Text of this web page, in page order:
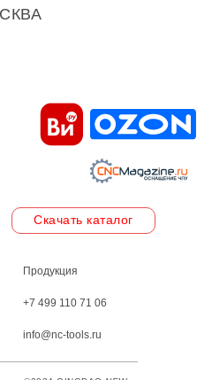
+7 499 110 71 06
info@nc-tools.ru
Скачать каталог
Продукция